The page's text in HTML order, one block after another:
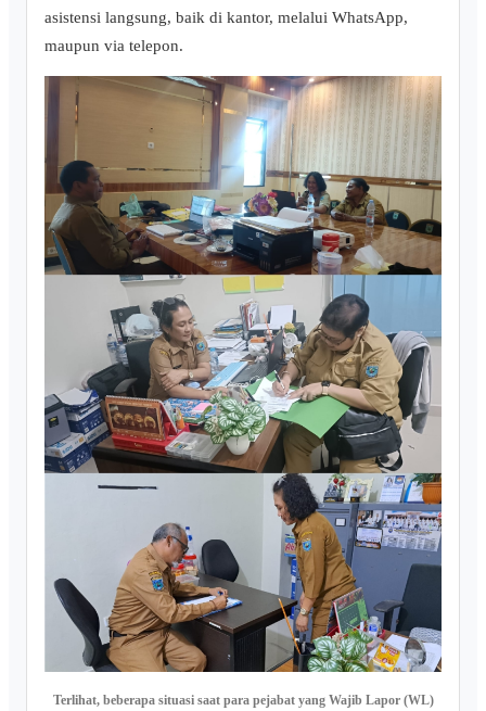
asistensi langsung, baik di kantor, melalui WhatsApp,
maupun via telepon.
Terlihat, beberapa situasi saat para pejabat yang Wajib Lapor (WL)